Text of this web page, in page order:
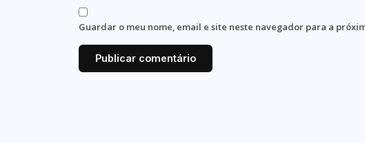
Guardar o meu nome, email e site neste navegador para a